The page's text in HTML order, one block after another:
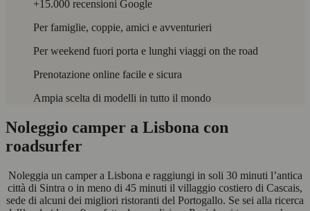
+15.000 recensioni Google
Per famiglie, coppie, amici e avventurieri
Per weekend fuori porta e lunghi viaggi on the road
Prenotazione online facile e sicura
Ampia scelta di modelli in tutto il mondo
Noleggio camper a Lisbona con
roadsurfer
Noleggia un camper a Lisbona e raggiungi in soli 30 minuti l’antica
città di Sintra o in meno di 45 minuti il villaggio costiero di Cascais,
sede di alcuni dei migliori ristoranti del Portogallo. Se sei alla ricerca